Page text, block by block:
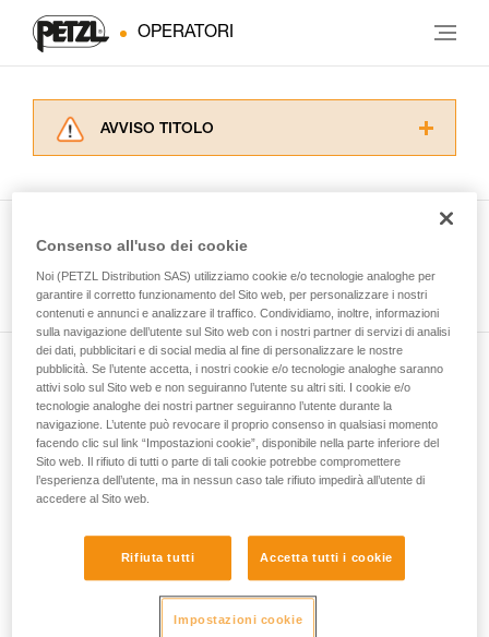
OPERATORI
AVVISO TITOLO
La padronanza di queste tecniche richiede una
formazione ed un addestramento specifico.
Verificate con un professionista la vostra
capacità di rifare la manovra, da soli, in piena
sicurezza, prima di riprodurla autonomamente.
Forniamo esempi di tecniche relative alla vostra
attività. Ne possono esistere altre che non
vengono qui descritte.
Guarda tutti i consigli tecnici
Iscriviti alla newsletter
e rimani connesso alle nostre novità
E-mail *
Consenso all'uso dei cookie
Noi (PETZL Distribution SAS) utilizziamo cookie e/o tecnologie analoghe per
garantire il corretto funzionamento del Sito web, per personalizzare i nostri
contenuti e annunci e analizzare il traffico. Condividiamo, inoltre, informazioni
sulla navigazione dell’utente sul Sito web con i nostri partner di servizi di analisi
dei dati, pubblicitari e di social media al fine di personalizzare le nostre
pubblicità. Se l’utente accetta, i nostri cookie e/o tecnologie analoghe saranno
attivi solo sul Sito web e non seguiranno l’utente su altri siti. I cookie e/o
tecnologie analoghe dei nostri partner seguiranno l’utente durante la
navigazione. L’utente può revocare il proprio consenso in qualsiasi momento
facendo clic sul link “Impostazioni cookie”, disponibile nella parte inferiore del
Sito web. Il rifiuto di tutti o parte di tali cookie potrebbe compromettere
l’esperienza dell’utente, ma in nessun caso tale rifiuto impedirà all’utente di
accedere al Sito web.
Rifiuta tutti Accetta tutti i cookie
Impostazioni cookie